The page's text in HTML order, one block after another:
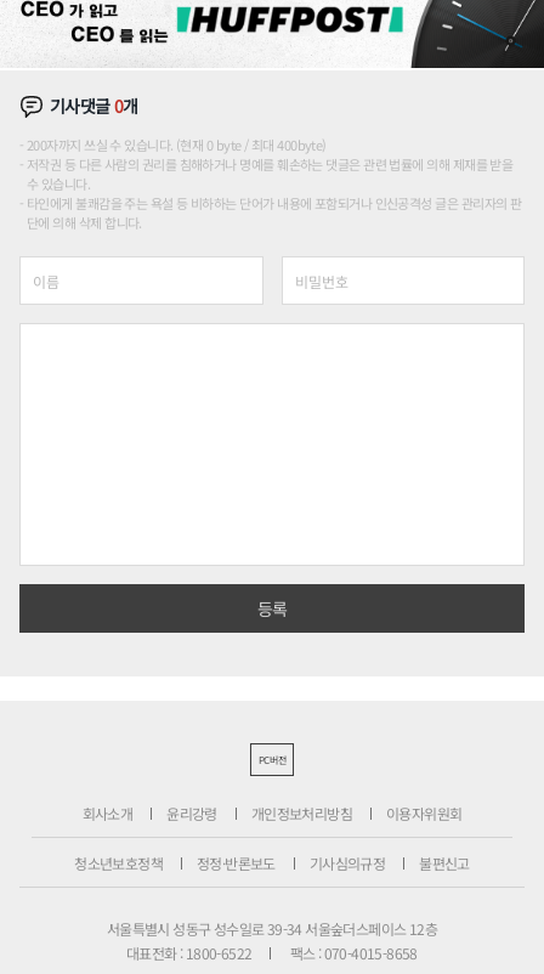
기사댓글0개
200자까지 쓰실 수 있습니다. (현재 0 byte / 최대 400byte)
저작권 등 다른 사람의 권리를 침해하거나 명예를 훼손하는 댓글은 관련 법률에 의해 제재를 받을
수 있습니다.
타인에게 불쾌감을 주는 욕설 등 비하하는 단어가 내용에 포함되거나 인신공격성 글은 관리자의 판
단에 의해 삭제 합니다.
PC버전
회사소개 윤리강령 개인정보처리방침 이용자위원회
청소년보호정책 정정·반론보도 기사심의규정 불편신고
서울특별시 성동구 성수일로 39-34 서울숲더스페이스 12층
대표전화 : 1800-6522
팩스 : 070-4015-8658